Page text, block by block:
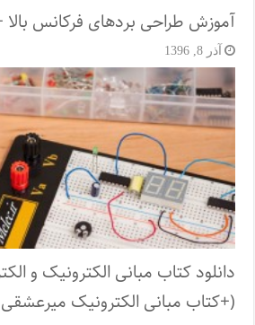
آموزش طراحی بردهای فرکانس بالا
آذر 8, 1396
دانلود کتاب مبانی الکترونیک و
(+کتاب مبانی الکترونیک